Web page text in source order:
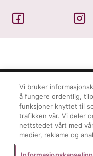
Personvern
Ansvarserklæring
Informasjon om
Parkregler
Kjøpsbetingelser
Vi bruker
å fungere ordentlig,
funksjoner knyttet til
trafikken vår. Vi deler
nettstedet vårt med
medier, reklame og